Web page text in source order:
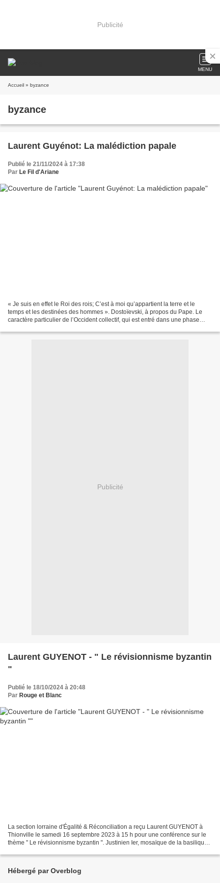
Publicité
MENU
Accueil » byzance
byzance
Laurent Guyénot: La malédiction papale
Publié le 21/11/2024 à 17:38
Par Le Fil d'Ariane
« Je suis en effet le Roi des rois; C’est à moi qu’appartient la terre et le
temps et les destinées des hommes ». Dostoïevski, à propos du Pape. Le
caractère particulier de l’Occident collectif, qui est entré dans une phase
Publicité
Laurent GUYENOT - " Le révisionnisme byzantin
"
Publié le 18/10/2024 à 20:48
Par Rouge et Blanc
La section lorraine d'Égalité & Réconciliation a reçu Laurent GUYENOT à
Thionville le samedi 16 septembre 2023 à 15 h pour une conférence sur le
thème " Le révisionnisme byzantin ". Justinien Ier, mosaïque de la basilique
Hébergé par Overblog